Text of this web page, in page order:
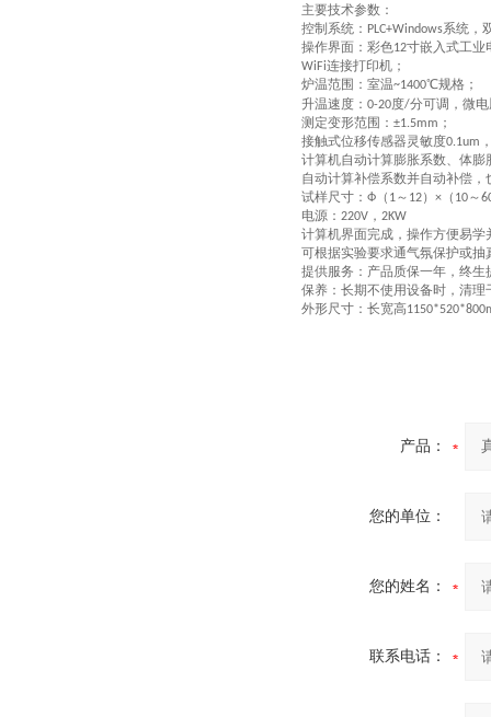
主要技术参数：
控制系统： PLC+Windows系统，
操作界面：彩色12寸嵌入式工业
WiFi连接打印机；
炉温范围 ： 室温~1400℃规格；
升温速度： 0-20度/分可调，微
测定变形范围： ±1.5mm ；
接触式位移传感器灵敏度0.1um
计算机自动计算膨胀系数、体膨
自动计算补偿系数并自动补偿，
试样尺寸： Ф （ 1～ 12） × （ 10～
电源： 220V ， 2KW
计算机界面完成，操作方便易学
可根据实验要求通气氛保护或抽
提供服务：产品质保一年，终
保养：长期不使用设备时，清理
外形尺寸：长宽高
产品：
您的单位：
您的姓名：
联系电话：